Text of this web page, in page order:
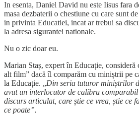
In esenta, Daniel David nu este Iisus fara
masa dezbaterii o chestiune cu care sunt
in privinta Educatiei, incat ar trebui sa
la adresa sigurantei nationale.
Nu o zic doar eu.
Marian Staș, expert în Educație,
alt film” dacă îl comparăm cu miniștrii pe
la Educație. „Din seria tuturor miniștrilor
avut un interlocutor de calibru
discurs articulat, care știe ce vrea, știe ce
ce poate”.